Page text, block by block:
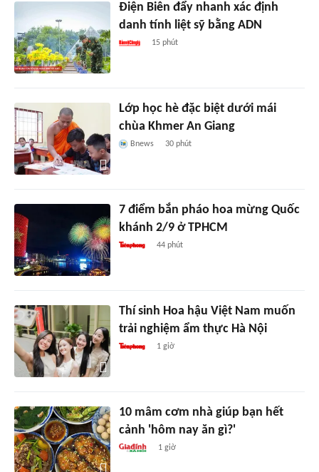
Điện Biên đẩy nhanh xác định
danh tính liệt sỹ bằng ADN
15 phút
Lớp học hè đặc biệt dưới mái
chùa Khmer An Giang
Bnews 30 phút
7 điểm bắn pháo hoa mừng Quốc
khánh 2/9 ở TPHCM
44 phút
Thí sinh Hoa hậu Việt Nam muốn
trải nghiệm ẩm thực Hà Nội
1 giờ
10 mâm cơm nhà giúp bạn hết
cảnh 'hôm nay ăn gì?'
1 giờ